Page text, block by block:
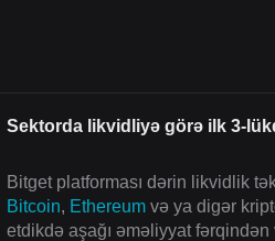
Sektorda likvidliyə görə ilk 3-
Bitget platforması dərin likvidlik
Bitcoin, Ethereum və ya digər
etdikdə aşağı əməliyyat